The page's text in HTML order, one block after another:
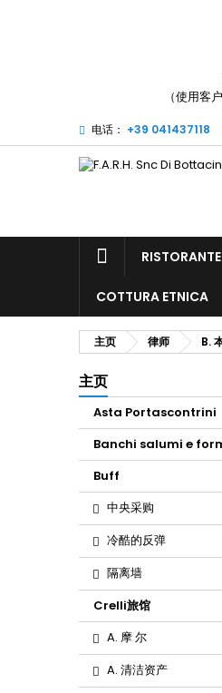
（使用客
电话： +39 041437118
RISTORANTE
COTTURA ETNICA
主页 律师 B.
主页
Asta Portascontrini
Banchi salumi e
Buff
中央采购
冷酷的反弹
隔离墙
Crelli旅馆
A. 摩 尔
A. 清洁资产